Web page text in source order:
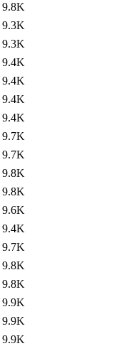
9.8K
9.3K
9.3K
9.4K
9.4K
9.4K
9.4K
9.7K
9.7K
9.8K
9.8K
9.6K
9.4K
9.7K
9.8K
9.8K
9.9K
9.9K
9.9K